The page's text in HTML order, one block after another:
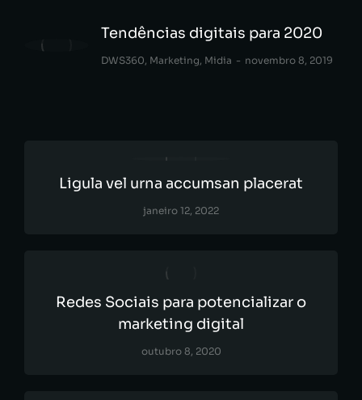
Tendências digitais para 2020
DWS360, Marketing, Midia novembro 8, 2019
Ligula vel urna accumsan placerat
janeiro 12, 2022
Redes Sociais para potencializar o
marketing digital
outubro 8, 2020